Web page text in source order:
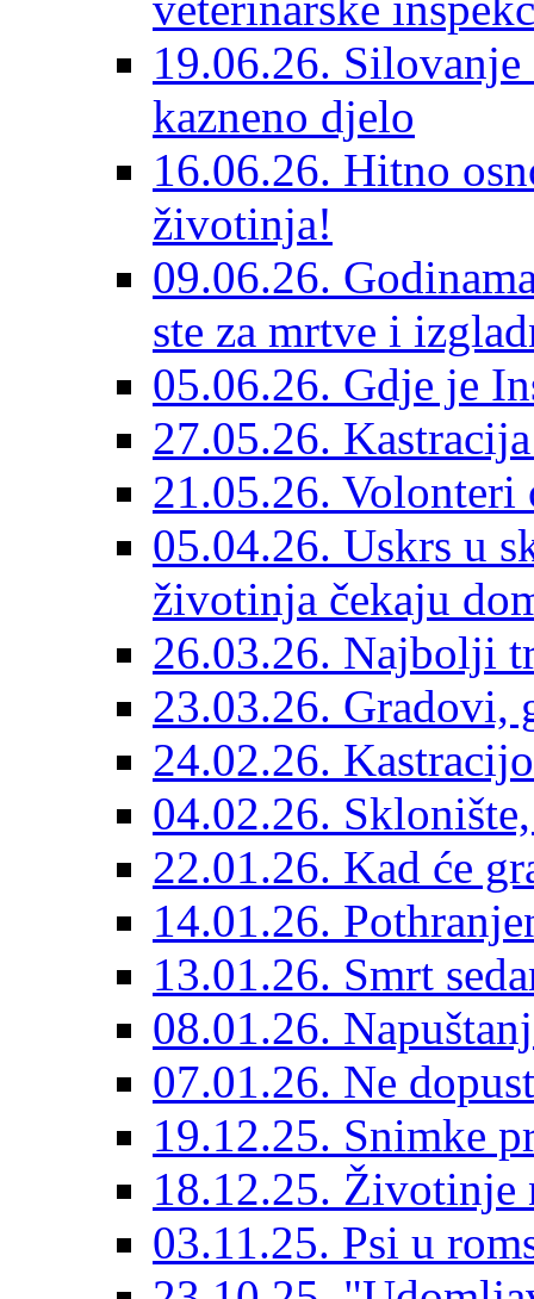
19.06.26.
kazneno djelo
16.06.26. Hitno
životinja!
09.06.26.
ste za mrtve i
05.06.26. Gdje je
27.05.26.
21.05.26. Volonteri
05.04.26. Uskrs u
životinja čekaju
26.03.26. Najbolji
23.03.26. Gradovi,
24.02.26.
04.02.26.
22.01.26. Kad će
14.01.26.
13.01.26. Smrt
08.01.26.
07.01.26. Ne
19.12.25. Snimke
18.12.25. Životinje
03.11.25. Psi u